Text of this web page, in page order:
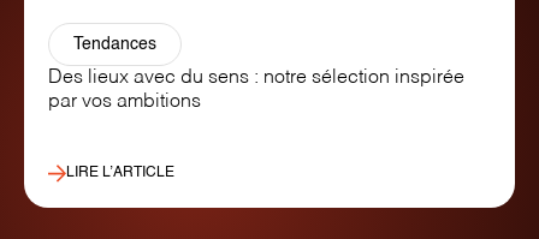
Tendances
Des lieux avec du sens : notre sélection inspirée
par vos ambitions
LIRE L’ARTICLE